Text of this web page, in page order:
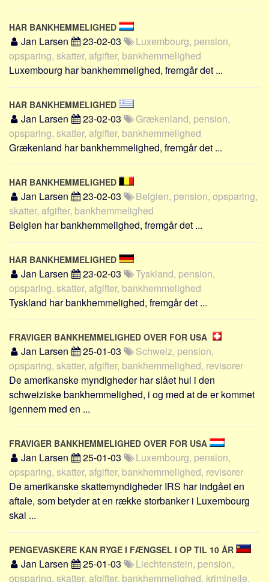
HAR BANKHEMMELIGHED
Jan Larsen 23-02-03
Luxembourg, pension,
opsparing, skatter, afgifter, bankhemmelighed
Luxembourg har bankhemmelighed, fremgår det ...
HAR BANKHEMMELIGHED
Jan Larsen 23-02-03
Grækenland, pension,
opsparing, skatter, afgifter, bankhemmelighed
Grækenland har bankhemmelighed, fremgår det ...
HAR BANKHEMMELIGHED
Jan Larsen 23-02-03
Belgien, pension, opsparing,
skatter, afgifter, bankhemmelighed
Belgien har bankhemmelighed, fremgår det ...
HAR BANKHEMMELIGHED
Jan Larsen 23-02-03
Tyskland, pension,
opsparing, skatter, afgifter, bankhemmelighed
Tyskland har bankhemmelighed, fremgår det ...
FRAVIGER BANKHEMMELIGHED OVER FOR USA
Jan Larsen 25-01-03
Schweiz, pension,
opsparing, skatter, afgifter, bankhemmelighed, revisorer
De amerikanske myndigheder har slået hul i den
schweiziske bankhemmelighed, i og med at de er kommet
igennem med en ...
FRAVIGER BANKHEMMELIGHED OVER FOR USA
Jan Larsen 25-01-03
Luxembourg, pension,
opsparing, skatter, afgifter, bankhemmelighed, revisorer
De amerikanske skattemyndigheder IRS har indgået en
aftale, som betyder at en række storbanker i Luxembourg
skal ...
PENGEVASKERE KAN RYGE I FÆNGSEL I OP TIL 10 ÅR
Jan Larsen 25-01-03
Liechtenstein, pension,
opsparing, skatter, afgifter, bankhemmelighed, kriminelle,